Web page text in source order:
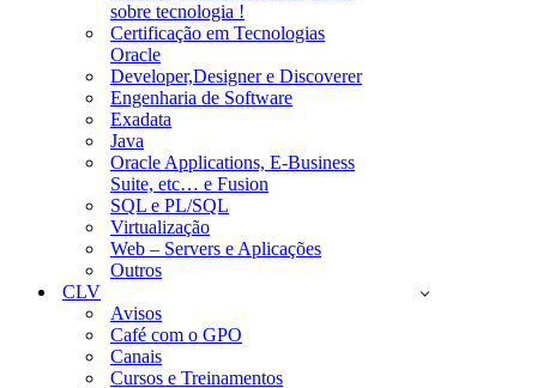
sobre tecnologia !
Certificação em Tecnologias
Oracle
Developer,Designer e Discoverer
Engenharia de Software
Exadata
Java
Oracle Applications, E-Business
Suite, etc… e Fusion
SQL e PL/SQL
Virtualização
Web – Servers e Aplicações
Outros
CLV
Avisos
Café com o GPO
Canais
Cursos e Treinamentos